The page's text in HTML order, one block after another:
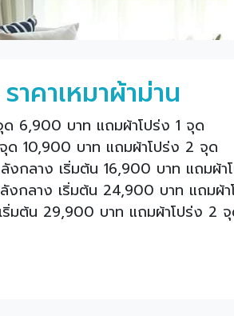
คาเหมาผ้าม่าน
ด 6,900 บาท แถมผ้าโปร่ง 1 จุด
ด 10,900 บาท แถมผ้าโปร่ง 2 จุด
งกลาง เริ่มต้น 16,900 บาท แถมผ้า
งกลาง เริ่มต้น 24,900 บาท แถมผ้
ริ่มต้น 29,900 บาท แถมผ้าโปร่ง 2